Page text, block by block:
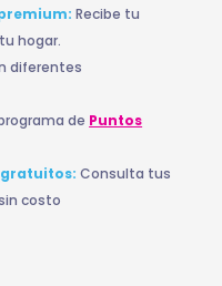
Recibe tu
hogar.
diferentes
de Puntos
gratuitos:Consulta tus
costo